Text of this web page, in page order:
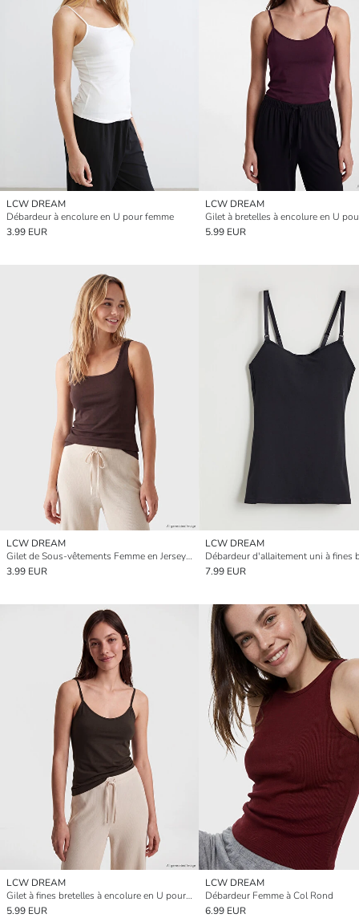
LCW DREAM
Débardeur à encolure en U pour femme
3.99 EUR
LCW DREAM
5.99 EUR
LCW DREAM
Gilet de Sous-vêtements Femme en Jersey à Encolure en U
3.99 EUR
LCW DREAM
7.99 EUR
LCW DREAM
Gilet à fines bretelles à encolure en U pour femme
5.99 EUR
LCW DREAM
Débardeur Femme à Col Rond
6.99 EUR